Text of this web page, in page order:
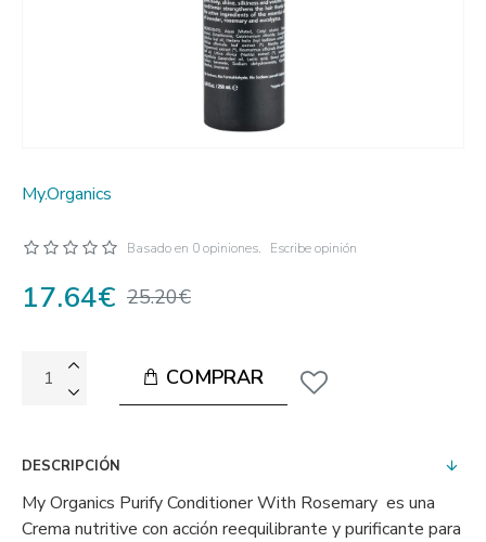
My.Organics
Basado en 0 opiniones. Escribe opinión
17.64€ 25.20€
COMPRAR
DESCRIPCIÓN
My Organics Purify Conditioner With Rosemary es una
Crema nutritive con acción reequilibrante y purificante para